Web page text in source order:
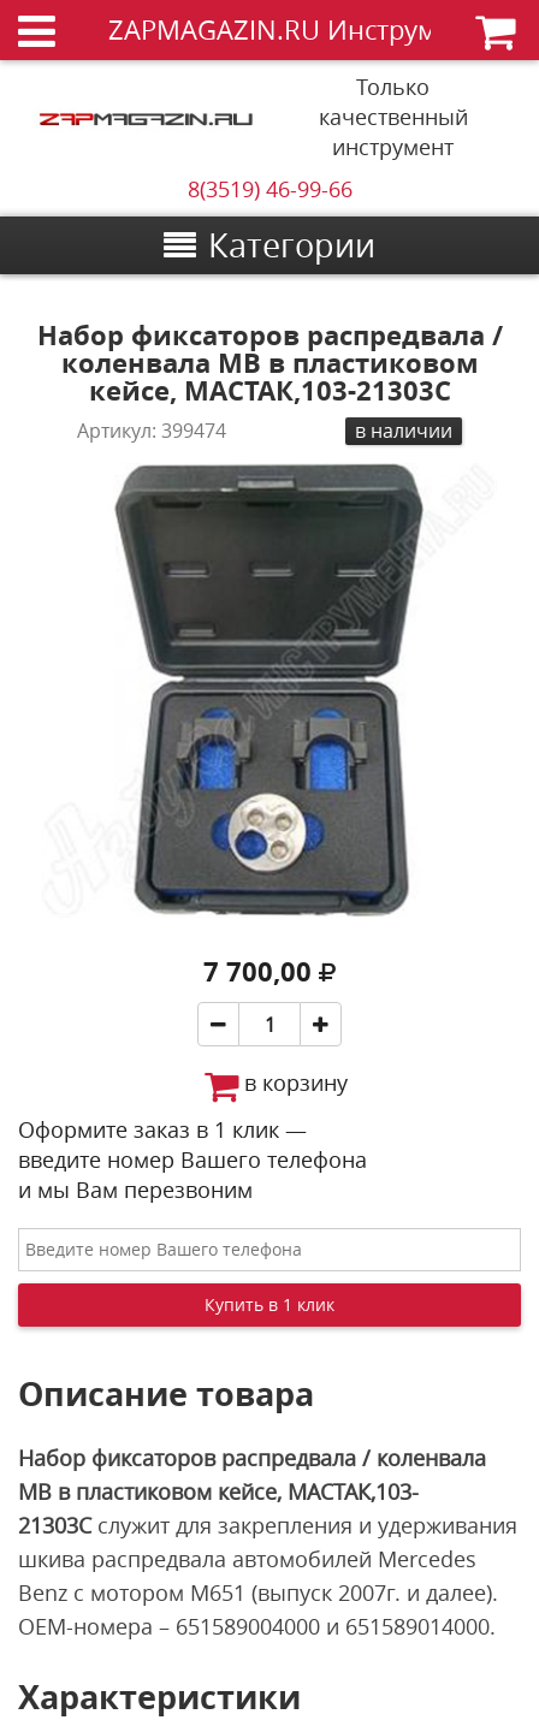
ZAPMAGAZIN.RU Инструменты
Только
качественный
инструмент
8(3519) 46-99-66
Категории
Набор фиксаторов распредвала /
коленвала MB в пластиковом
кейсе, МАСТАК,103-21303C
Артикул:399474 в наличии
7 700,00
в корзину
Оформите заказ в 1 клик —
введите номер Вашего телефона
и мы Вам перезвоним
Описание товара
Набор фиксаторов распредвала / коленвала
MB в пластиковом кейсе, МАСТАК,103-
21303Cслужит для закрепления и удерживания
шкива распредвала автомобилей Mercedes
Benz с мотором М651 (выпуск 2007г. и далее).
ОЕМ-номера – 651589004000 и 651589014000.
Характеристики